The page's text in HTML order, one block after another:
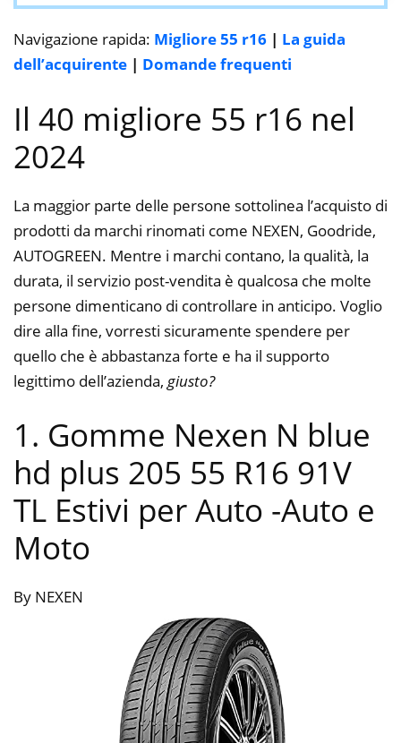
Navigazione rapida: Migliore 55 r16 | La guida
dell’acquirente | Domande frequenti
Il 40 migliore 55 r16 nel
2024
La maggior parte delle persone sottolinea l’acquisto di
prodotti da marchi rinomati come NEXEN, Goodride,
AUTOGREEN. Mentre i marchi contano, la qualità, la
durata, il servizio post-vendita è qualcosa che molte
persone dimenticano di controllare in anticipo. Voglio
dire alla fine, vorresti sicuramente spendere per
quello che è abbastanza forte e ha il supporto
legittimo dell’azienda, giusto?
1. Gomme Nexen N blue
hd plus 205 55 R16 91V
TL Estivi per Auto -Auto e
Moto
By NEXEN